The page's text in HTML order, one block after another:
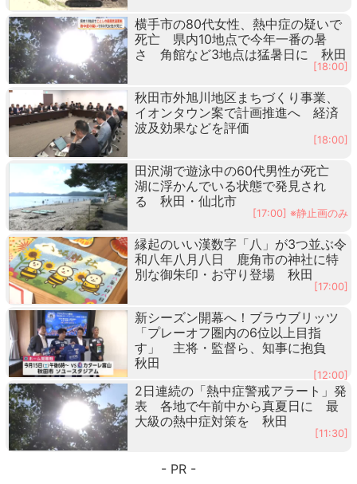
横手市の80代女性、熱中症の疑いで
死亡 県内10地点で今年一番の暑
さ 角館など3地点は猛暑日に 秋田
[18:00]
秋田市外旭川地区まちづくり事業、
イオンタウン案で計画推進へ 経済
波及効果などを評価
[18:00]
田沢湖で遊泳中の60代男性が死亡
湖に浮かんでいる状態で発見され
る 秋田・仙北市
[17:00] ※静止画のみ
縁起のいい漢数字「八」が3つ並ぶ令
和八年八月八日 鹿角市の神社に特
別な御朱印・お守り登場 秋田
[17:00]
新シーズン開幕へ！ブラウブリッツ
「プレーオフ圏内の6位以上目指
す」 主将・監督ら、知事に抱負
秋田
[12:00]
2日連続の「熱中症警戒アラート」発
表 各地で午前中から真夏日に 最
大級の熱中症対策を 秋田
[11:30]
- PR -